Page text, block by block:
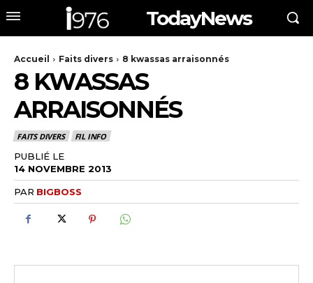
TodayNews
Accueil Faits divers 8 kwassas arraisonnés
8 KWASSAS
ARRAISONNÉS
FAITS DIVERS FIL INFO
PUBLIÉ LE
14 NOVEMBRE 2013
PAR BIGBOSS